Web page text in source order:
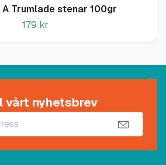
Trumlade stenar 100gr
179 kr
vårt nyhetsbrev